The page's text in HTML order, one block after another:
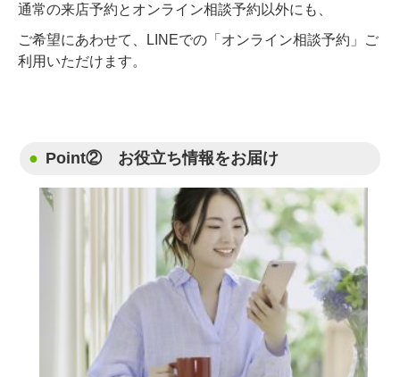
通常の来店予約とオンライン相談予約以外にも、
ご希望にあわせて、LINEでの「オンライン相談予約」ご
利用いただけます。
Point② お役立ち情報をお届け